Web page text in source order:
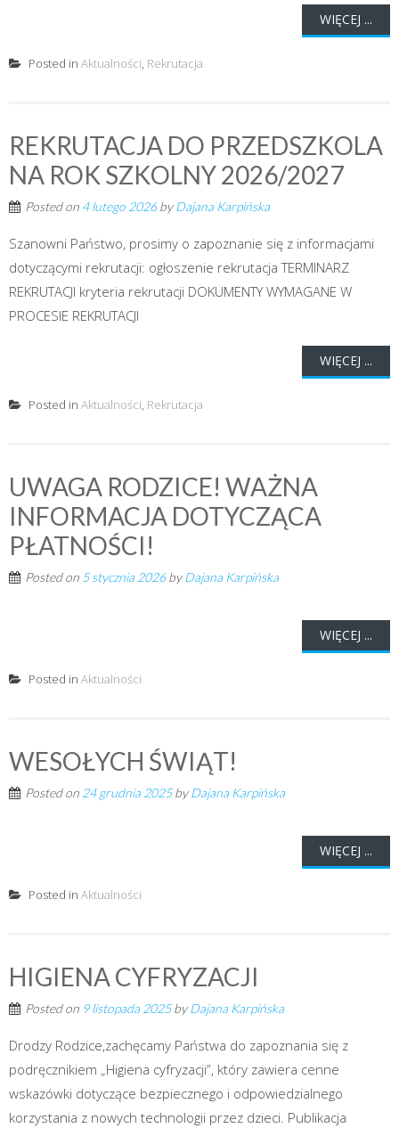
WIĘCEJ ...
Posted in Aktualności, Rekrutacja
REKRUTACJA DO PRZEDSZKOLA
NA ROK SZKOLNY 2026/2027
Posted on 4 lutego 2026byDajana Karpińska
Szanowni Państwo, prosimy o zapoznanie się z informacjami
dotyczącymi rekrutacji: ogłoszenie rekrutacja TERMINARZ
REKRUTACJI kryteria rekrutacji DOKUMENTY WYMAGANE W
PROCESIE REKRUTACJI
WIĘCEJ ...
Posted in Aktualności, Rekrutacja
UWAGA RODZICE! WAŻNA
INFORMACJA DOTYCZĄCA
PŁATNOŚCI!
Posted on 5 stycznia 2026byDajana Karpińska
WIĘCEJ ...
Posted in Aktualności
WESOŁYCH ŚWIĄT!
Posted on 24 grudnia 2025byDajana Karpińska
WIĘCEJ ...
Posted in Aktualności
HIGIENA CYFRYZACJI
Posted on 9 listopada 2025byDajana Karpińska
Drodzy Rodzice,zachęcamy Państwa do zapoznania się z
podręcznikiem „Higiena cyfryzacji”, który zawiera cenne
wskazówki dotyczące bezpiecznego i odpowiedzialnego
korzystania z nowych technologii przez dzieci. Publikacja